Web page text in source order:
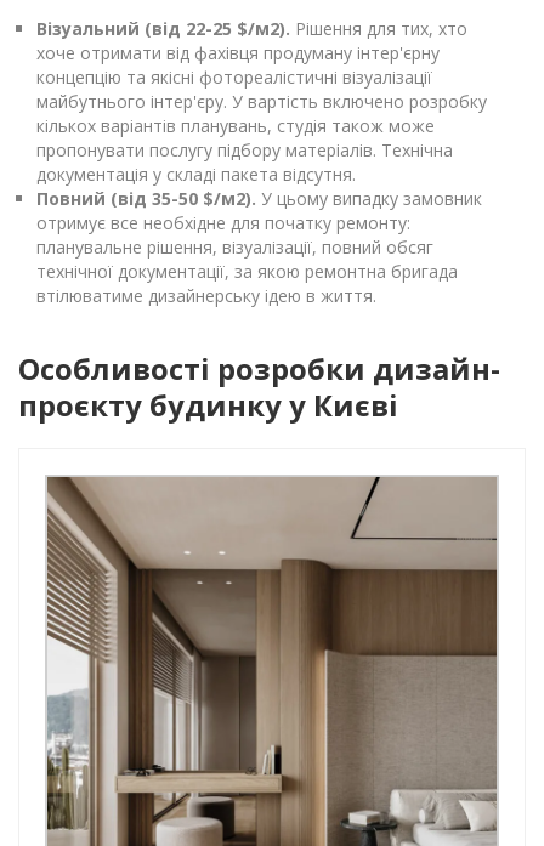
Візуальний (від 22-25 $/м2). Рішення для тих, хто
хоче отримати від фахівця продуману інтер'єрну
концепцію та якісні фотореалістичні візуалізації
майбутнього інтер'єру. У вартість включено розробку
кількох варіантів планувань, студія також може
пропонувати послугу підбору матеріалів. Технічна
документація у складі пакета відсутня.
Повний (від 35-50 $/м2). У цьому випадку замовник
отримує все необхідне для початку ремонту:
планувальне рішення, візуалізації, повний обсяг
технічної документації, за якою ремонтна бригада
втілюватиме дизайнерську ідею в життя.
Особливості розробки дизайн-
проєкту будинку у Києві